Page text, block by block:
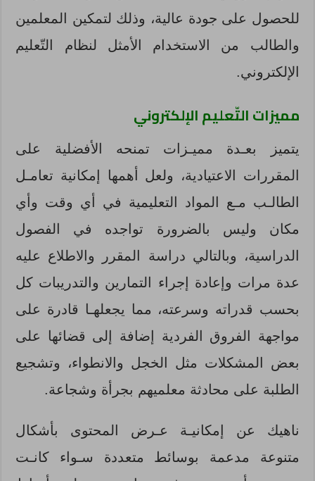
للحصول على جودة عالية، وذلك لتمكين المعلمين
والطالب من الاستخدام الأمثل لنظام التّعليم
الإلكتروني.
مميزاتالتّعليمالإلكتروني
يتميز بعـدة مميـزات تمنحه الأفضلية على
المقررات الاعتيادية، ولعل أهمها إمكانية تعامـل
الطالـب مـع المواد التعليمية في أي وقت وأي
مكان وليس بالضرورة تواجده في الفصول
الدراسية، وبالتالي دراسة المقرر والاطلاع عليه
عدة مرات وإعادة إجراء التمارين والتدريبات كل
بحسب قدراته وسرعته، مما يجعلهـا قادرة على
مواجهة الفروق الفردية إضافة إلى قضائها على
بعض المشكلات مثل الخجل والانطواء، وتشجيع
الطلبة على محادثة معلميهم بجرأة وشجاعة.
ناهيك عن إمكانيـة عـرض المحتوى بأشكال
متنوعة مدعمة بوسائط متعددة سـواء كانـت